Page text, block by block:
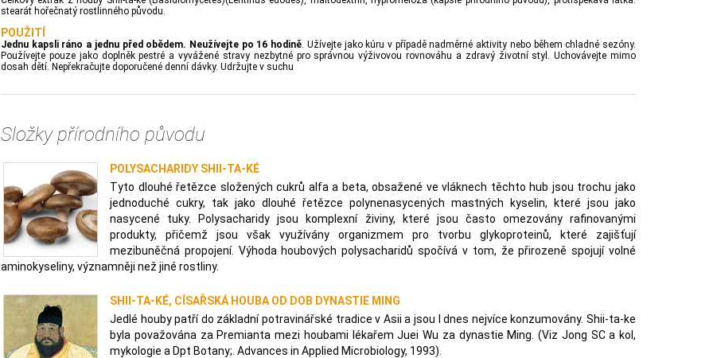
stearát hořečnatý rostlinného původu.
POUŽITÍ
Jednu kapsli ráno a jednu před obědem. Neužívejte po 16 hodině. Užívejte jako kúru v případě nadměrné aktivity nebo během chladné sezóny.
Používejte pouze jako doplněk pestré a vyvážené stravy nezbytné pro správnou výživovou rovnováhu a zdravý životní styl. Uchovávejte mimo
dosah dětí. Nepřekračujte doporučené denní dávky. Udržujte v suchu
Složky přírodního původu
POLYSACHARIDY SHII-TA-KÉ
Tyto dlouhé řetězce složených cukrů alfa a beta, obsažené ve vláknech těchto hub jsou trochu jako
jednoduché cukry, tak jako dlouhé řetězce polynenasycených mastných kyselin, které jsou jako
nasycené tuky. Polysacharidy jsou komplexní živiny, které jsou často omezovány rafinovanými
produkty, přičemž jsou však využívány organizmem pro tvorbu glykoproteinů, které zajišťují
mezibuněčná propojení. Výhoda houbových polysacharidů spočívá v tom, že přirozeně spojují volné
aminokyseliny, významněji než jiné rostliny.
SHII-TA-KÉ, CÍSAŘSKÁ HOUBA OD DOB DYNASTIE MING
Jedlé houby patří do základní potravinářské tradice v Asii a jsou I dnes nejvíce konzumovány. Shii-ta-ke
byla považována za Premianta mezi houbami lékařem Juei Wu za dynastie Ming. (Viz Jong SC a kol,
mykologie a Dpt Botany;. Advances in Applied Microbiology, 1993).